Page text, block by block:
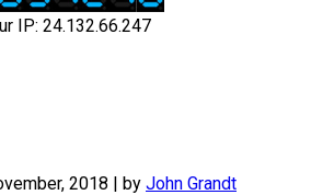
IP: 24.132.66.247
2018 | by John Grandt